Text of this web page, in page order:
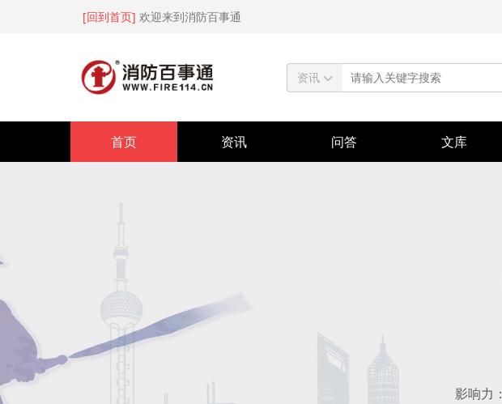
[回到首页] 欢迎来到消防百事通
资讯
首页 资讯 问答 文库
影响力：